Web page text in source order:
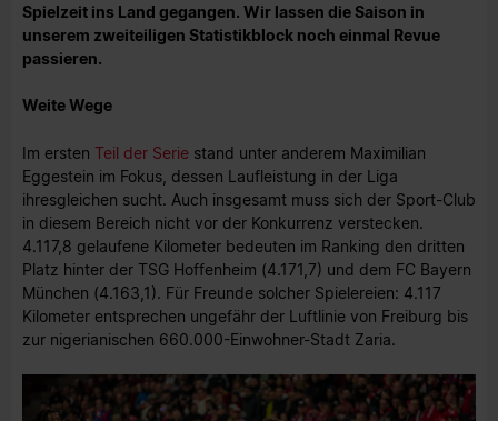
Spielzeit ins Land gegangen. Wir lassen die Saison in
unserem zweiteiligen Statistikblock noch einmal Revue
passieren.
Weite Wege
Im ersten Teil der Serie stand unter anderem Maximilian
Eggestein im Fokus, dessen Laufleistung in der Liga
ihresgleichen sucht. Auch insgesamt muss sich der Sport-Club
in diesem Bereich nicht vor der Konkurrenz verstecken.
4.117,8 gelaufene Kilometer bedeuten im Ranking den dritten
Platz hinter der TSG Hoffenheim (4.171,7) und dem FC Bayern
München (4.163,1). Für Freunde solcher Spielereien: 4.117
Kilometer entsprechen ungefähr der Luftlinie von Freiburg bis
zur nigerianischen 660.000-Einwohner-Stadt Zaria.